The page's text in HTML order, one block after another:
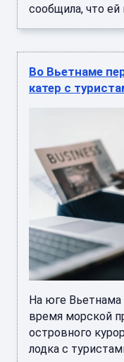
сообщила, что ей
Во Вьетнаме
катер с
На юге Вьетнама
время морской
островного
лодка с